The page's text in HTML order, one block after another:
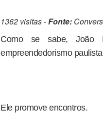
1362 visitas -Fonte:
Como se sabe, João
empreendedorismo
Ele promove encontros.